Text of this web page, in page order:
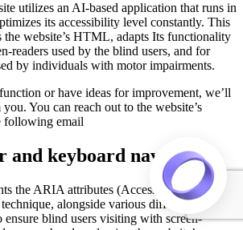
utilizes an AI-based application that runs in
its accessibility level constantly. This
the website’s HTML, adapts Its functionality
readers used by the blind users, and for
by individuals with motor impairments.
or have ideas for improvement, we’ll
You can reach out to the website’s
following email
and keyboard navigation
the ARIA attributes (Accessible Rich
alongside various different
ensure blind users visiting with screen-